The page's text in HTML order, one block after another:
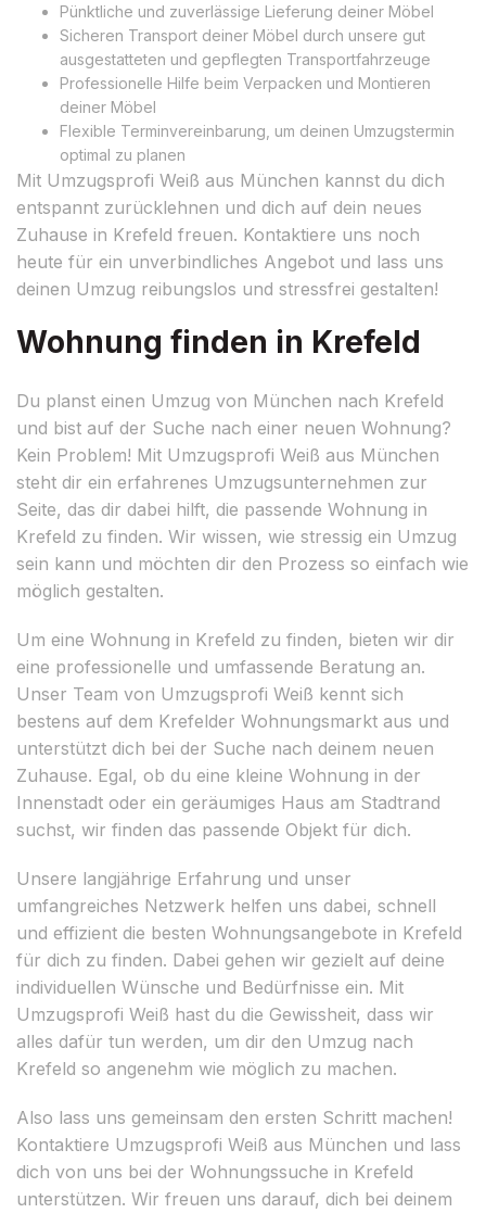
Pünktliche und zuverlässige Lieferung deiner Möbel
Sicheren Transport deiner Möbel durch unsere gut
ausgestatteten und gepflegten Transportfahrzeuge
Professionelle Hilfe beim Verpacken und Montieren
deiner Möbel
Flexible Terminvereinbarung, um deinen Umzugstermin
optimal zu planen
Mit Umzugsprofi Weiß aus München kannst du dich
entspannt zurücklehnen und dich auf dein neues
Zuhause in Krefeld freuen. Kontaktiere uns noch
heute für ein unverbindliches Angebot und lass uns
deinen Umzug reibungslos und stressfrei gestalten!
Wohnung finden in Krefeld
Du planst einen Umzug von München nach Krefeld
und bist auf der Suche nach einer neuen Wohnung?
Kein Problem! Mit Umzugsprofi Weiß aus München
steht dir ein erfahrenes Umzugsunternehmen zur
Seite, das dir dabei hilft, die passende Wohnung in
Krefeld zu finden. Wir wissen, wie stressig ein Umzug
sein kann und möchten dir den Prozess so einfach wie
möglich gestalten.
Um eine Wohnung in Krefeld zu finden, bieten wir dir
eine professionelle und umfassende Beratung an.
Unser Team von Umzugsprofi Weiß kennt sich
bestens auf dem Krefelder Wohnungsmarkt aus und
unterstützt dich bei der Suche nach deinem neuen
Zuhause. Egal, ob du eine kleine Wohnung in der
Innenstadt oder ein geräumiges Haus am Stadtrand
suchst, wir finden das passende Objekt für dich.
Unsere langjährige Erfahrung und unser
umfangreiches Netzwerk helfen uns dabei, schnell
und effizient die besten Wohnungsangebote in Krefeld
für dich zu finden. Dabei gehen wir gezielt auf deine
individuellen Wünsche und Bedürfnisse ein. Mit
Umzugsprofi Weiß hast du die Gewissheit, dass wir
alles dafür tun werden, um dir den Umzug nach
Krefeld so angenehm wie möglich zu machen.
Also lass uns gemeinsam den ersten Schritt machen!
Kontaktiere Umzugsprofi Weiß aus München und lass
dich von uns bei der Wohnungssuche in Krefeld
unterstützen. Wir freuen uns darauf, dich bei deinem